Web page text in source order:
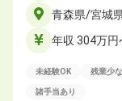
青森県/宮城
年収 304万
未経験OK 残業少
諸手当あり